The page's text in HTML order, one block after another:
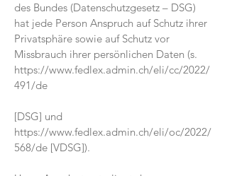
des Bundes (Datenschutzgesetz – DSG)
hat jede Person Anspruch auf Schutz ihrer
Privatsphäre sowie auf Schutz vor
Missbrauch ihrer persönlichen Daten (s.
https://www.fedlex.admin.ch/eli/cc/2022/
491/de
[DSG] und
https://www.fedlex.admin.ch/eli/oc/2022/
568/de [VDSG]).